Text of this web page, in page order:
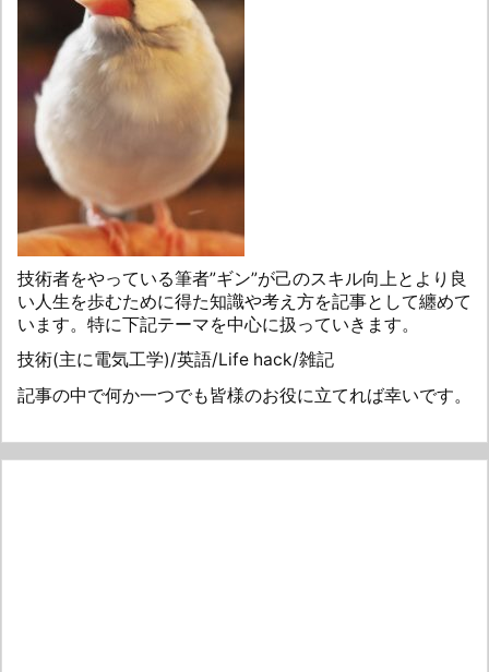
技術者をやっている筆者”ギン”が己のスキル向上とより良
い人生を歩むために得た知識や考え方を記事として纏めて
います。特に下記テーマを中心に扱っていきます。
技術(主に電気工学)/英語/Life hack/雑記
記事の中で何か一つでも皆様のお役に立てれば幸いです。